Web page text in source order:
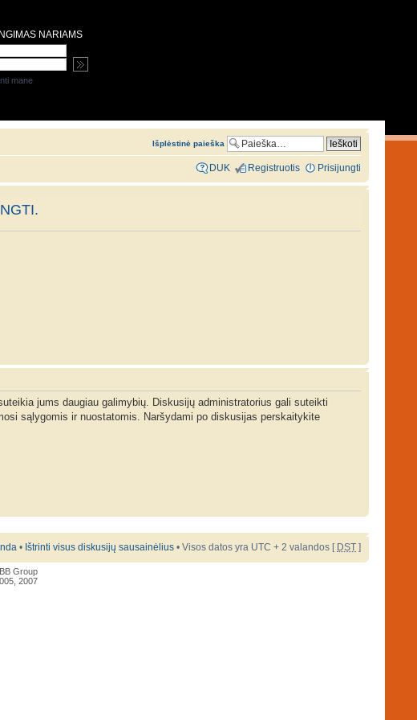
Išplėstinė paieška
DUK Registruotis Prisijungti
jums daugiau galimybių. Diskusijų administratorius gali suteikti
sąlygomis ir nuostatomis. Naršydami po diskusijas perskaitykite
• Ištrinti visus diskusijų sausainėlius • Visos datos yra UTC + 2 valandos [ DST ]
Group
2007
NARIAMS
mane